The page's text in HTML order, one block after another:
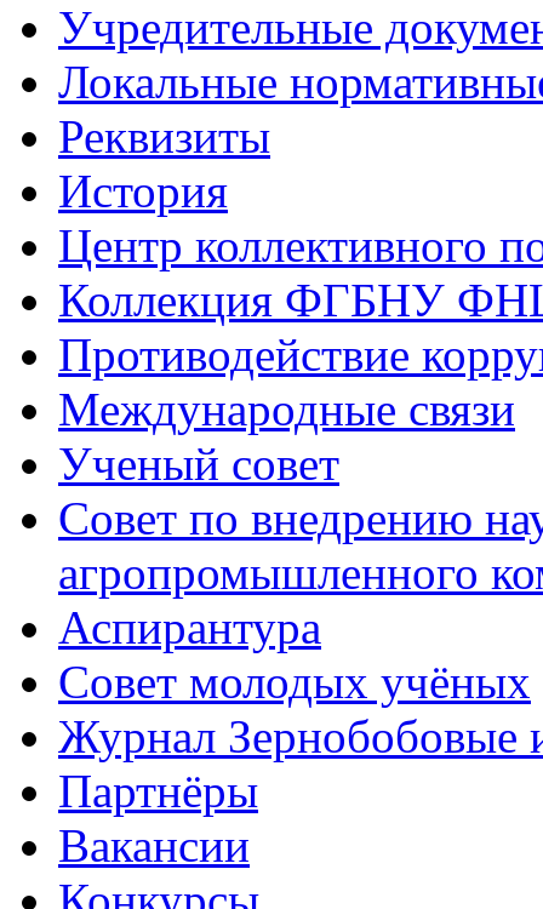
Учредительные
Локальные
Реквизиты
История
Центр коллективного
Коллекция ФГБНУ
Противодействие
Международные связи
Ученый совет
Совет по внедрению
агропромышленного
Аспирантура
Совет молодых учёных
Журнал Зернобобовые
Партнёры
Вакансии